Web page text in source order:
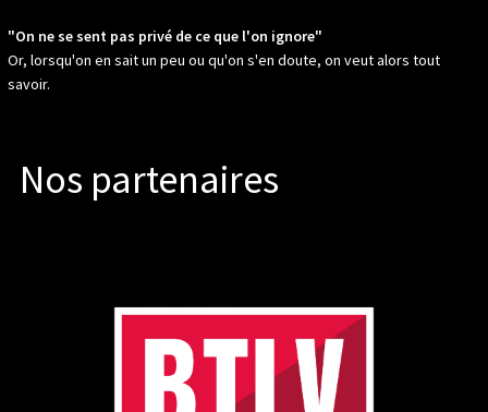
"On ne se sent pas privé de ce que l'on ignore"
Or, lorsqu'on en sait un peu ou qu'on s'en doute, on veut alors tout
savoir.
Nos partenaires